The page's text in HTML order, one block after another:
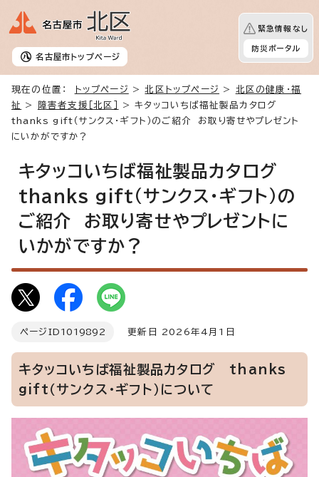
名古屋市 トップページ
緊急情報なし
防災ポータル
現在の位置： トップページ >北区トップページ > 北区の健康・福
祉
> 障害者支援［北区］
> キタッコいちば福祉製品カタログ
thanks gift（サンクス・ギフト）のご紹介 お取り寄せやプレゼント
にいかがですか？
キタッコいちば福祉製品カタログ
thanks gift（サンクス・ギフト）の
ご紹介 お取り寄せやプレゼントに
いかがですか？
ページID 1019892 更新日 2026年4月1日
キタッコいちば福祉製品カタログ thanks
gift（サンクス・ギフト）について